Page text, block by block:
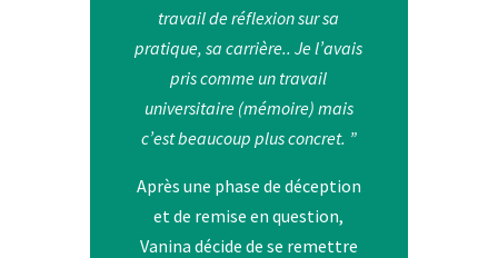
travail de réflexion sur sa
pratique, sa carrière.. Je l’avais
pris comme un travail
universitaire (mémoire) mais
c’est beaucoup plus concret. ”
Après une phase de déception
et de remise en question,
Vanina décide de se remettre